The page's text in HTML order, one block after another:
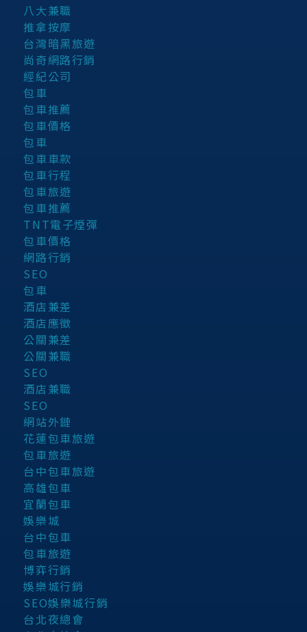
八大兼職
推拿按摩
台灣暗黑旅遊
尚奇網路行銷
經紀公司
包車
包車推薦
包車價格
包車
包車車款
包車行程
包車旅遊
包車推薦
TNT電子煙彈
包車價格
網路行銷
SEO
包車
酒店兼差
酒店應徵
公關兼差
公關兼職
SEO
酒店兼職
SEO
網站外鏈
花蓮包車旅遊
包車旅遊
台中包車旅遊
高雄包車
宜蘭包車
娛樂城
台中包車
包車旅遊
博弈行銷
娛樂城行銷
SEO娛樂城行銷
台北夜總會